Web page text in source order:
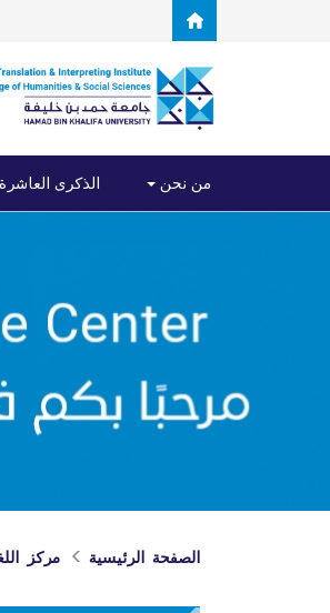
Skip to main content
من نحن الذكرى العاشرة
الصفحة الرئيسية مركز